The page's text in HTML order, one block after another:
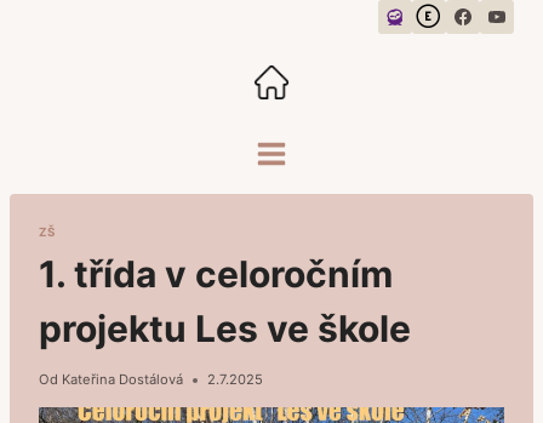
ZŠ
1. třída v celoročním
projektu Les ve škole
Od Kateřina Dostálová 2.7.2025